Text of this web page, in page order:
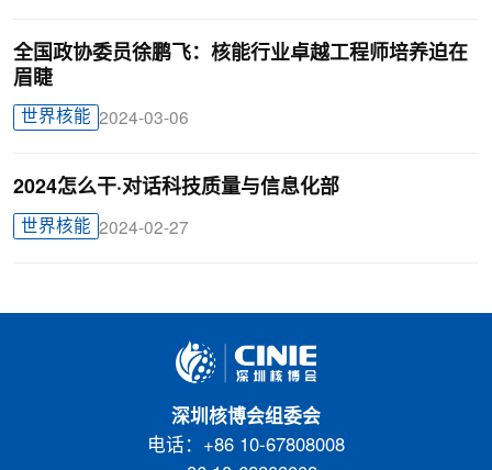
全国政协委员徐鹏飞：核能行业卓越工程师培养迫在
眉睫
世界核能 2024-03-06
2024怎么干·对话科技质量与信息化部
世界核能 2024-02-27
深圳核博会组委会
电话：+86 10-67808008